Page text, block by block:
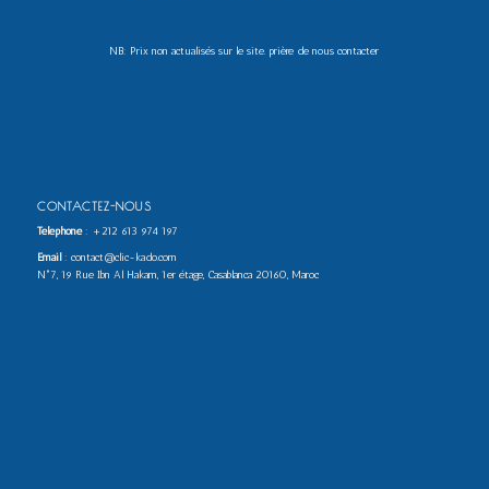
NB: Prix non actualisés sur le site. prière de nous contacter
CONTACTEZ-NOUS
Téléphone: +212 613 974 197
Email : contact@clic-kado.com
N°7, 19 Rue Ibn Al Hakam, 1er étage, Casablanca 20160, Maroc